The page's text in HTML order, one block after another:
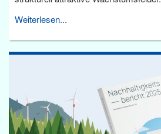
Weiterlesen...